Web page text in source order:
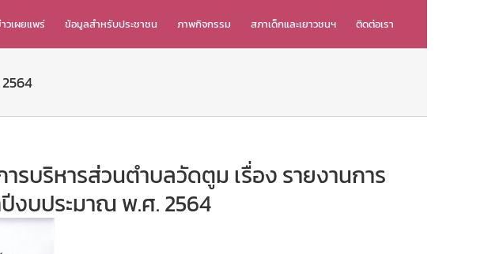
วเผยแพร่ ข้อมูลสำหรับประชาชน ภาพกิจกรรม สภาเด็กและเยาวชนฯ ติดต่อเรา
รบริหารส่วนตำบลวัดตูม เรื่อง รายงานการ
งบประมาณ พ.ศ. 2564